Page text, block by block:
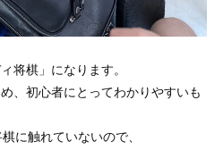
将棋」になります。
、初心者にとってわかりやすいも
に触れていないので、